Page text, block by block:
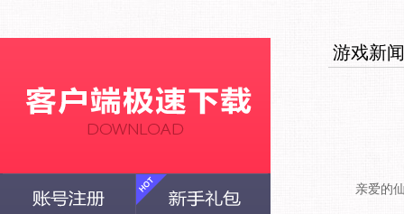
游戏新闻
亲爱的